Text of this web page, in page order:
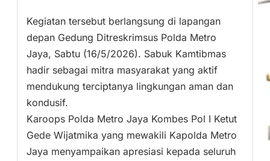
Kegiatan tersebut berlangsung di lapangan
depan Gedung Ditreskrimsus Polda Metro
Jaya, Sabtu (16/5/2026). Sabuk Kamtibmas
hadir sebagai mitra masyarakat yang aktif
mendukung terciptanya lingkungan aman dan
kondusif.
Karoops Polda Metro Jaya Kombes Pol I Ketut
Gede Wijatmika yang mewakili Kapolda Metro
Jaya menyampaikan apresiasi kepada seluruh